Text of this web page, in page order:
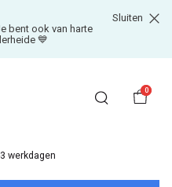
bent ook van harte
💙
Sluiten
0
werkdagen